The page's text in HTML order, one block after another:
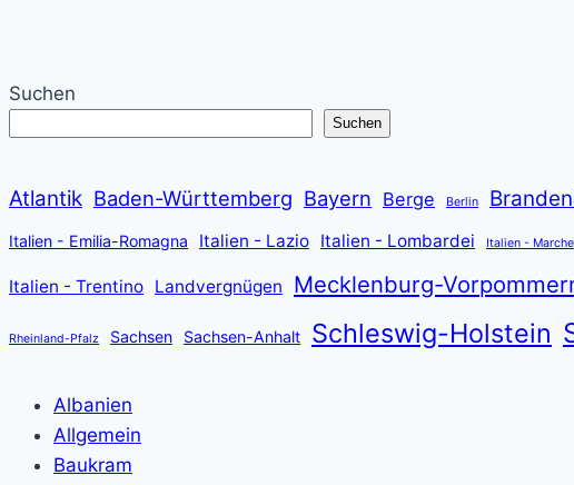
Suchen
Suchen
Atlantik Baden-Württemberg Bayern Berge Berlin
Italien - Emilia-Romagna Italien - Lazio Italien - Lombardei Italien - Marche
Italien - Trentino Landvergnügen Mecklenburg-
Rheinland-Pfalz Sachsen Sachsen-Anhalt Schleswig-Holstein
Albanien
Allgemein
Baukram